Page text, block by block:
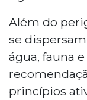
Além do
se
água, fauna
princípios